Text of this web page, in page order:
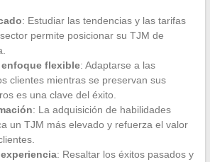
: Estudiar las tendencias y las tarifas
permite posicionar su TJM de
flexible: Adaptarse a las
clientes mientras se preservan sus
es una clave del éxito.
: La adquisición de habilidades
un TJM más elevado y refuerza el valor
: Resaltar los éxitos pasados y